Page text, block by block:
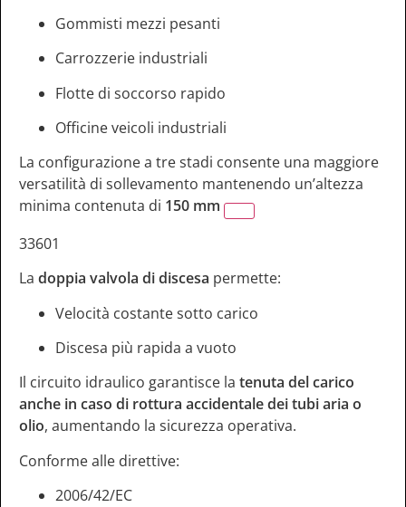
Gommisti mezzi pesanti
Carrozzerie industriali
Flotte di soccorso rapido
Officine veicoli industriali
La configurazione a tre stadi consente una maggiore
versatilità di sollevamento mantenendo un’altezza
minima contenuta di 150 mm
33601
La doppia valvola di discesa permette:
Velocità costante sotto carico
Discesa più rapida a vuoto
Il circuito idraulico garantisce la tenuta del carico
anche in caso di rottura accidentale dei tubi aria o
olio, aumentando la sicurezza operativa.
Conforme alle direttive:
2006/42/EC